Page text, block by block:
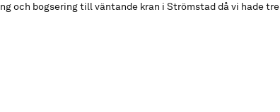
och bogsering till väntande kran i Strömstad då vi hade tre